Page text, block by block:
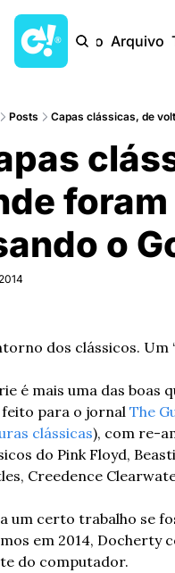
Início Arquivo
Posts Capas clássicas, de
o
dos clássicos. Um
é mais uma das boas
para o jornal The
clássicas), com re-
do Pink Floyd,
Creedence
um certo trabalho se
em 2014, Docherty
do computador.